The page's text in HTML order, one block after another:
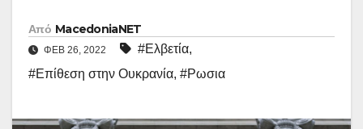
Από MacedoniaNET
ΦΕΒ 26, 2022 #Ελβετία,
#Επίθεση στην Ουκρανία, #Ρωσια